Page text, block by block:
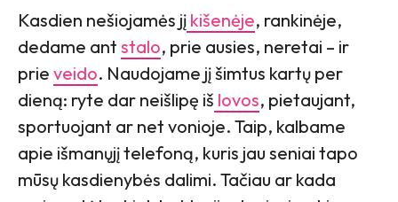
Kasdien nešiojamės jį kišenėje, rankinėje,
dedame ant stalo, prie ausies, neretai – ir
prie veido. Naudojame jį šimtus kartų per
dieną: ryte dar neišlipę iš lovos, pietaujant,
sportuojant ar net vonioje. Taip, kalbame
apie išmanųjį telefoną, kuris jau seniai tapo
mūsų kasdienybės dalimi. Tačiau ar kada